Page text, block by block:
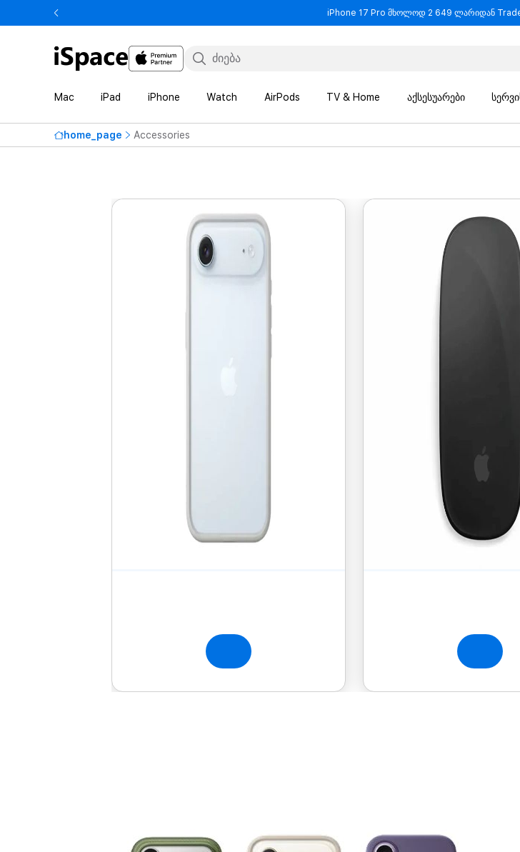
iPhone 17 Pro მხოლოდ 2 649 ლარიდან
Mac iPad iPhone Watch AirPods TV & Home აქსესუარები
home_page Accessories